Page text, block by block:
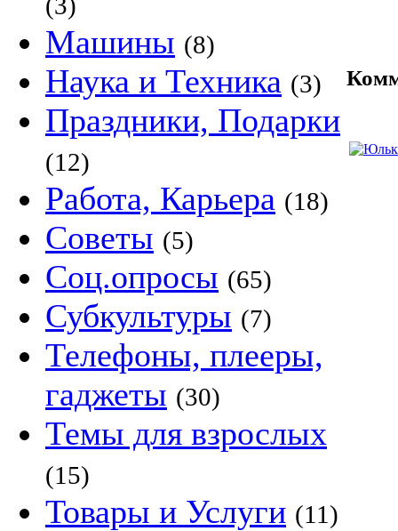
Машины (8)
Наука и Техника (3)
Праздники, Подарки
(12)
Работа, Карьера (18)
Советы (5)
Соц.опросы (65)
Субкультуры (7)
Телефоны, плееры,
гаджеты (30)
Темы для взрослых
(15)
Товары и Услуги (11)